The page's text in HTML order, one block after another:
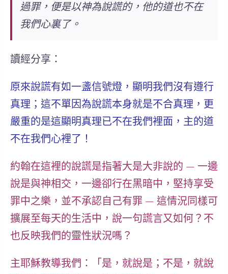
過罪，便是以神為說謊的，他的道也不在
我們心裏了。
讀經分享：
原來說謊有如一盞信號燈，顯明我們沒有遵行
真理；這不單因為說謊本身就是不合真理，更
嚴重的是這顯明真理已不在我們裡面，主的道
不在我們心裡了！
約翰在這裡的說謊是指著大是大非說的 — 一邊
說是與神相交，一邊卻行在黑暗中，堅持享受
罪中之樂，並不承認自己有罪 — 這情況同樣可
擴展至每天的生活中， 說一句謊言又如何？不
也反映我們的靈性狀況嗎？
主耶穌教導我們：「是，就說是；不是，就說